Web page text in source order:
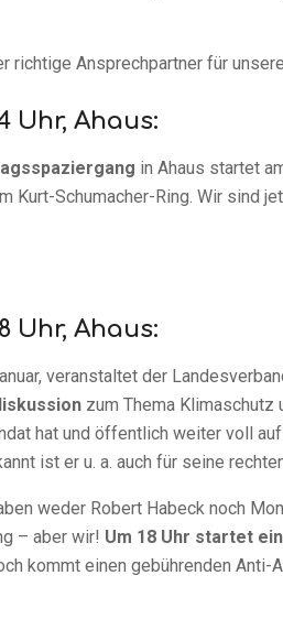
richtige Ansprechpartner für
Uhr, Ahaus:
in Ahaus startet
Kurt-Schumacher-Ring. Wir sind
Uhr, Ahaus:
veranstaltet der
zum Thema Klimaschutz
hat und öffentlich weiter voll
ist er u. a. auch für seine
weder Robert Habeck noch
– aber wir! Um 18 Uhr startet
kommt einen gebührenden